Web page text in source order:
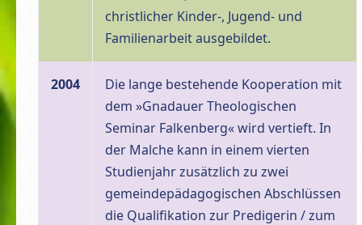
christlicher Kinder-, Jugend- und
Familienarbeit ausgebildet.
2004
Die lange bestehende Kooperation mit
dem »Gnadauer Theologischen
Seminar Falkenberg« wird vertieft. In
der Malche kann in einem vierten
Studienjahr zusätzlich zu zwei
gemeindepädagogischen Abschlüssen
die Qualifikation zur Predigerin / zum